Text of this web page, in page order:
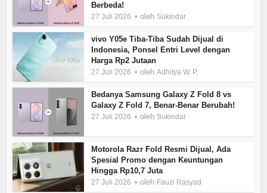
Berbeda!
27 Juli 2026 oleh Sukindar
vivo Y05e Tiba-Tiba Sudah Dijual di
Indonesia, Ponsel Entri Level dengan
Harga Rp2 Jutaan
27 Juli 2026 olehAdhitya W. P.
Bedanya Samsung Galaxy Z Fold 8 vs
Galaxy Z Fold 7, Benar-Benar Berubah!
27 Juli 2026 oleh Sukindar
Motorola Razr Fold Resmi Dijual, Ada
Spesial Promo dengan Keuntungan
Hingga Rp10,7 Juta
27 Juli 2026 oleh Fauzi Rasyad